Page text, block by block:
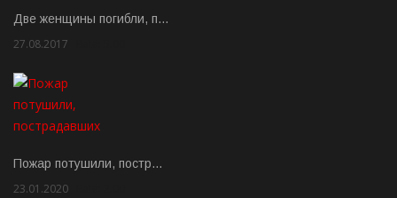
Две женщины погибли, п…
27.08.2017
Пожар потушили, постр…
23.01.2020